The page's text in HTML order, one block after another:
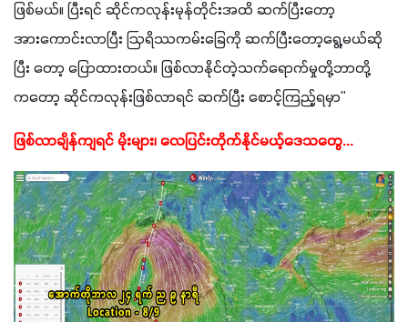
ဖြစ်မယ်။ ပြီးရင် ဆိုင်ကလုန်းမုန်တိုင်းအထိ ဆက်ပြီးတော့
အားကောင်းလာပြီး ဩရိဿကမ်းခြေကို ဆက်ပြီးတော့ရွေ့မယ်ဆို
ပြီး တော့ ပြောထားတယ်။ ဖြစ်လာနိုင်တဲ့သက်ရောက်မှုတို့ဘာတို့
ကတော့ ဆိုင်ကလုန်းဖြစ်လာရင် ဆက်ပြီး စောင့်ကြည့်ရမှာ"
ဖြစ်လာချိန်ကျရင် မိုးများ၊ လေပြင်းတိုက်နိုင်မယ့်ဒေသတွေ...